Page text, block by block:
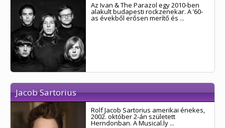
Az Ivan & The Parazol egy 2010-ben
alakult budapesti rockzenekar. A ’60-
as évekből erősen merítő és ...
Jacob Sartorius
Rolf Jacob Sartorius amerikai énekes,
2002. október 2-án született
Herndonban. A Musical.ly ...